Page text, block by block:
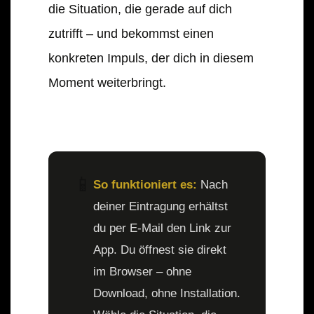
die Situation, die gerade auf dich
zutrifft – und bekommst einen
konkreten Impuls, der dich in diesem
Moment weiterbringt.
So funktioniert es: Nach
deiner Eintragung erhältst
du per E-Mail den Link zur
App. Du öffnest sie direkt
im Browser – ohne
Download, ohne Installation.